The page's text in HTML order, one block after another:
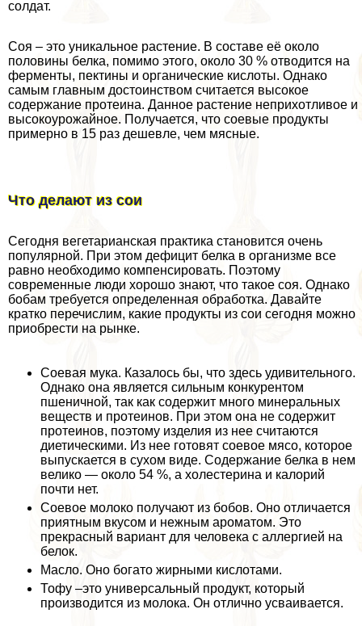
солдат.
Соя – это уникальное растение. В составе её около
половины белка, помимо этого, около 30 % отводится на
ферменты, пектины и органические кислоты. Однако
самым главным достоинством считается высокое
содержание протеина. Данное растение неприхотливое и
высокоурожайное. Получается, что соевые продукты
примерно в 15 раз дешевле, чем мясные.
Что делают из сои
Сегодня вегетарианская пpaктика становится очень
популярной. При этом дефицит белка в организме все
равно необходимо компенсировать. Поэтому
современные люди хорошо знают, что такое соя. Однако
бобам требуется определенная обработка. Давайте
кратко перечислим, какие продукты из сои сегодня можно
приобрести на рынке.
Соевая мука. Казалось бы, что здесь удивительного.
Однако она является сильным конкурентом
пшеничной, так как содержит много минеральных
веществ и протеинов. При этом она не содержит
протеинов, поэтому изделия из нее считаются
диетическими. Из нее готовят соевое мясо, которое
выпускается в сухом виде. Содержание белка в нем
велико — около 54 %, а холестерина и калорий
почти нет.
Соевое молоко получают из бобов. Оно отличается
приятным вкусом и нежным ароматом. Это
прекрасный вариант для человека с аллергией на
белок.
Масло. Оно богато жирными кислотами.
Тофу –это универсальный продукт, который
производится из молока. Он отлично усваивается.